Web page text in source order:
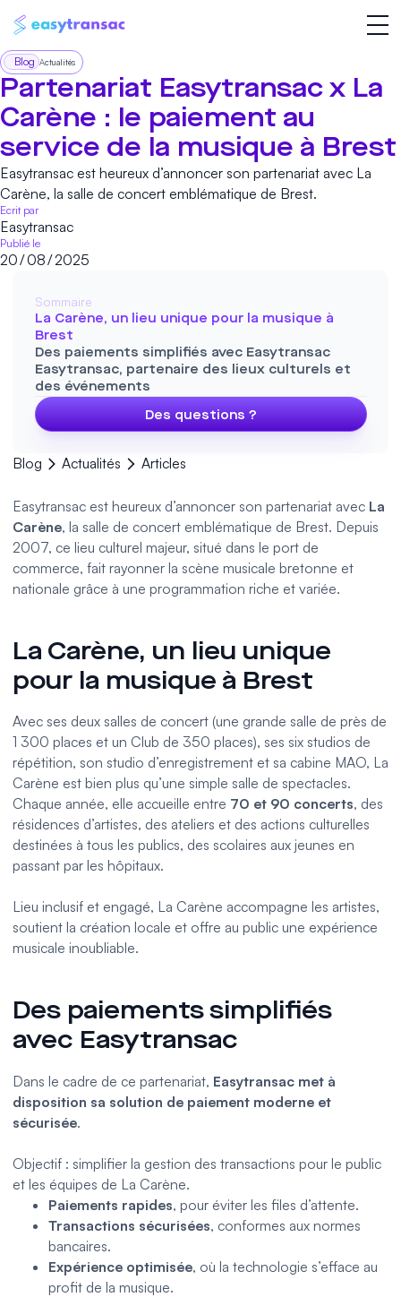
Blog Actualités
Partenariat Easytransac x La
Carène : le paiement au
service de la musique à Brest
Easytransac est heureux d’annoncer son partenariat avec La
Carène, la salle de concert emblématique de Brest.
Ecrit par
Easytransac
Publié le
20/08/2025
Blog Actualités Articles
Easytransac est heureux d’annoncer son partenariat avec La
Carène, la salle de concert emblématique de Brest. Depuis
2007, ce lieu culturel majeur, situé dans le port de
commerce, fait rayonner la scène musicale bretonne et
nationale grâce à une programmation riche et variée.
La Carène, un lieu unique
pour la musique à Brest
Avec ses deux salles de concert (une grande salle de près de
1 300 places et un Club de 350 places), ses six studios de
répétition, son studio d’enregistrement et sa cabine MAO, La
Carène est bien plus qu’une simple salle de spectacles.
Chaque année, elle accueille entre 70 et 90 concerts, des
résidences d’artistes, des ateliers et des actions culturelles
destinées à tous les publics, des scolaires aux jeunes en
passant par les hôpitaux.
Lieu inclusif et engagé, La Carène accompagne les artistes,
soutient la création locale et offre au public une expérience
musicale inoubliable.
Des paiements simplifiés
avec Easytransac
Dans le cadre de ce partenariat, Easytransac met à
disposition sa solution de paiement moderne et
sécurisée.
Objectif : simplifier la gestion des transactions pour le public
et les équipes de La Carène.
Paiements rapides, pour éviter les files d’attente.
Transactions sécurisées, conformes aux normes
bancaires.
Expérience optimisée, où la technologie s’efface au
profit de la musique.
Sommaire
La Carène, un lieu unique pour la musique à
Brest
Des paiements simplifiés avec Easytransac
Easytransac, partenaire des lieux culturels et
des événements
Des questions ?